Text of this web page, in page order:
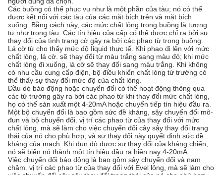
Các buồng có thể phục vụ như là một phần của tàu; nó có thể
được kết nối với các tàu của các mặt bích trên và mặt bích
xuống. Bằng cách này, các mức chất lỏng trong buồng là tương
tự như trong tàu. Các tín hiệu của cấp có thể được chỉ ra bởi sự
thay đổi của tình trạng cờ gây ra bởi các phao từ trong buồng.
Lá cờ từ cho thấy mức độ Iiquid thực tế. Khi phao đi lên với mức
chất lỏng, lá cờ. sẽ thay đổi từ màu trắng sang màu đỏ; khi mức
chất lỏng đi xuống, lá cờ sẽ thay đổi sang màu trắng. Khi không
có nhu cầu cung cấp điện, bộ điều khiển chất lỏng từ trường có
thể thấy sự thay đổi mức độ của chất lỏng.
Đầu dò báo động hoặc chuyển đổi có thể hoạt động thông qua
các từ trường gây ra bởi các phao từ khi thay đổi mức chất lỏng,
họ có thể sản xuất một 4-20mA hoặc chuyển tiếp tín hiệu đầu ra.
Một bộ chuyển đổi là bao gồm sức đề kháng, sậy chuyển đổi mô-
đun và bộ chuyển đổi. vị trí các phao từ của thay đổi với mức
chất lỏng, mà sẽ làm cho việc chuyển đổi cây sậy thay đổi trạng
thái của nó cho phù hợp, và sự thay đổi này quyết định sức đề
kháng của mạch. Khi đun dò được sự thay đổi của kháng chiến,
nó sẽ biến nó thành một tín hiệu đầu ra hiện nay 4-20mA.
Việc chuyển đổi báo động là bao gồm sậy chuyển đổi và nam
châm. vị trí các phao từ của thay đổi với Evel lỏng, mà sẽ làm cho